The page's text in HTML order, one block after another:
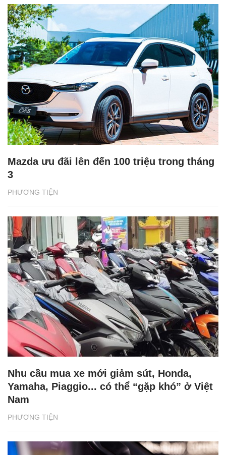
PHƯƠNG TIỆN
Mazda ưu đãi lên đến 100 triệu trong tháng
3
PHƯƠNG TIỆN
Nhu cầu mua xe mới giảm sút, Honda,
Yamaha, Piaggio... có thể “gặp khó” ở Việt
Nam